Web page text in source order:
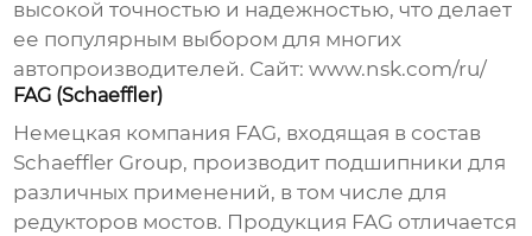
высокой точностью и надежностью, что делает
ее популярным выбором для многих
автопроизводителей. Сайт:www.nsk.com/ru/
FAG (Schaeffler)
Немецкая компания FAG, входящая в состав
Schaeffler Group, производит подшипники для
различных применений, в том числе для
редукторов мостов. Продукция FAG отличается